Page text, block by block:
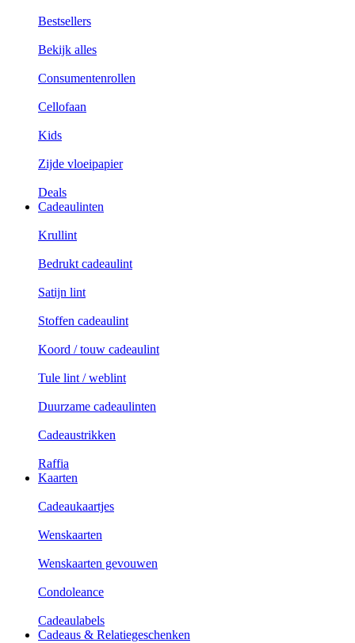
Bestsellers
Bekijk alles
Consumentenrollen
Cellofaan
Kids
Zijde vloeipapier
Deals
Cadeaulinten
Krullint
Bedrukt cadeaulint
Satijn lint
Stoffen cadeaulint
Koord / touw cadeaulint
Tule lint / weblint
Duurzame cadeaulinten
Cadeaustrikken
Raffia
Kaarten
Cadeaukaartjes
Wenskaarten
Wenskaarten gevouwen
Condoleance
Cadeaulabels
Cadeaus & Relatiegeschenken